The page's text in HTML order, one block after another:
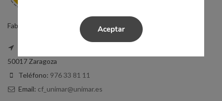
Fabricantes de ropa laboral y uniformes de trabajo en Zaragoza.
50017 Zaragoza
Teléfono: 976 33 81 11
Email: cf_unimar@unimar.es
Aceptar